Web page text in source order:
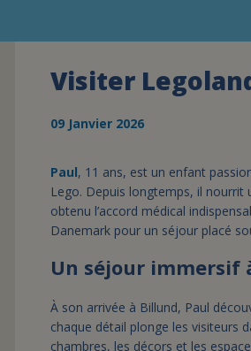
Visiter
09 Janvier 2026
Paul, 11 ans, est un enfant
Lego. Depuis longtemps, il nourrit
obtenu l’accord médical
Danemark pour un séjour placé
Un séjour immersif
À son arrivée à Billund, Paul
chaque détail plonge les visiteurs
chambres, les décors et les